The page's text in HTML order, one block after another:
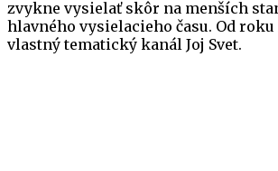
zvykne vysielať skôr na menších
hlavného vysielacieho času. Od roku
vlastný tematický kanál Joj Svet.